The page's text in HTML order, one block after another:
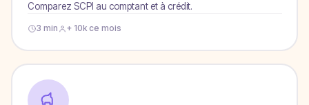
Comparez SCPI au comptant et à crédit.
3 min + 10k ce mois